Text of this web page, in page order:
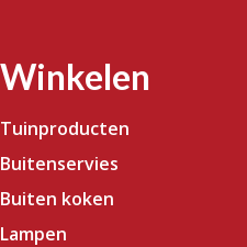
Winkelen
Tuinproducten
Buitenservies
Buiten koken
Lampen